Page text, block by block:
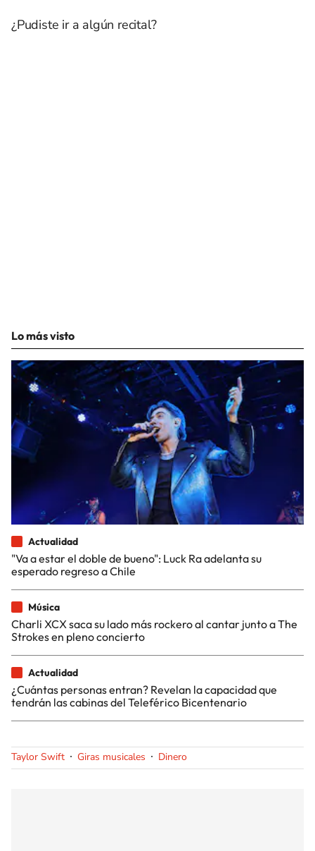
¿Pudiste ir a algún recital?
Lo más visto
Actualidad
"Va a estar el doble de bueno": Luck Ra adelanta su
esperado regreso a Chile
Música
Charli XCX saca su lado más rockero al cantar junto a The
Strokes en pleno concierto
Actualidad
¿Cuántas personas entran? Revelan la capacidad que
tendrán las cabinas del Teleférico Bicentenario
Taylor Swift Giras musicales Dinero